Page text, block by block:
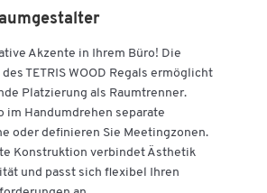
Akzente in Ihrem Büro! Die
TETRIS WOOD Regals ermöglicht
Platzierung als Raumtrenner.
im Handumdrehen separate
oder definieren Sie Meetingzonen.
Konstruktion verbindet Ästhetik
und passt sich flexibel Ihren